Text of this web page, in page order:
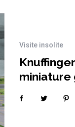
Visite insolite
miniature